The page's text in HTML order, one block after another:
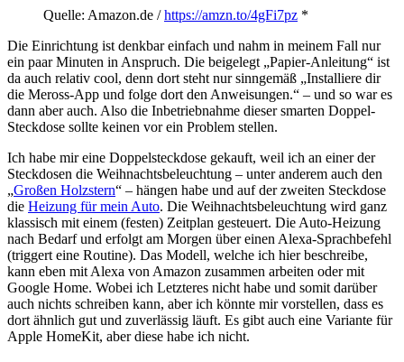
Quelle: Amazon.de /https://amzn.to/4gFi7pz *
Die Einrichtung ist denkbar einfach und nahm in meinem Fall nur
ein paar Minuten in Anspruch. Die beigelegt „Papier-Anleitung“ ist
da auch relativ cool, denn dort steht nur sinngemäß „Installiere dir
die Meross-App und folge dort den Anweisungen.“ – und so war es
dann aber auch. Also die Inbetriebnahme dieser smarten Doppel-
Steckdose sollte keinen vor ein Problem stellen.
Ich habe mir eine Doppelsteckdose gekauft, weil ich an einer der
Steckdosen die Weihnachtsbeleuchtung – unter anderem auch den
„Großen Holzstern“ – hängen habe und auf der zweiten Steckdose
die Heizung für mein Auto. Die Weihnachtsbeleuchtung wird ganz
klassisch mit einem (festen) Zeitplan gesteuert. Die Auto-Heizung
nach Bedarf und erfolgt am Morgen über einen Alexa-Sprachbefehl
(triggert eine Routine). Das Modell, welche ich hier beschreibe,
kann eben mit Alexa von Amazon zusammen arbeiten oder mit
Google Home. Wobei ich Letzteres nicht habe und somit darüber
auch nichts schreiben kann, aber ich könnte mir vorstellen, dass es
dort ähnlich gut und zuverlässig läuft. Es gibt auch eine Variante für
Apple HomeKit, aber diese habe ich nicht.